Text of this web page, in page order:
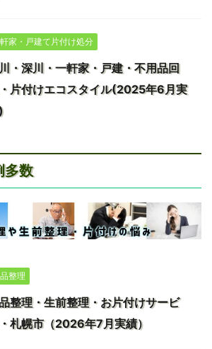
家・戸建て片付け処分
・深川・一軒家・戸建・不用品回
片付けエコスタイル(2025年6月実
多数
整理
整理・生前整理・お片付けサービ
札幌市（2026年7月実績）